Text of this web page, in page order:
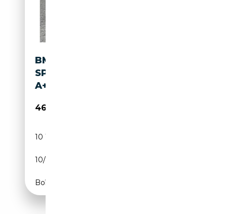
BMW X2 M 35I XDRIVE M-
SPORT+LED+HUD+DA+KAMER
A+E-SITZE
46 290€
10 192 km
10/2024
Boîte automatique